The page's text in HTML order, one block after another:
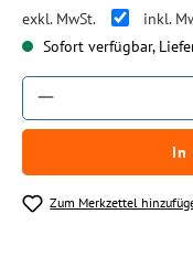
exkl. MwSt.
inkl.
Sofort verfügbar,
Produkt
In
Zum Merkzettel